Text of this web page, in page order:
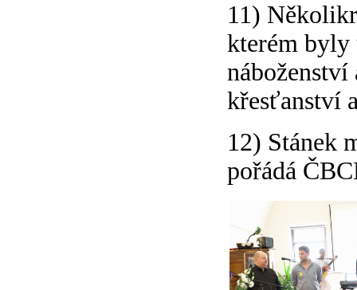
11)
kterém byly
křesťanství
12) Stánek
pořádá